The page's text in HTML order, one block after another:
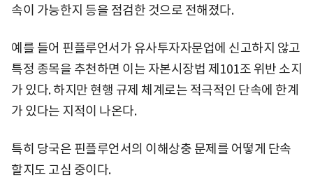
속이 가능한지 등을 점검한 것으로 전해졌다.
예를 들어 핀플루언서가 유사투자자문업에 신고하지 않고
특정 종목을 추천하면 이는 자본시장법 제101조 위반 소지
가 있다. 하지만 현행 규제 체계로는 적극적인 단속에 한계
가 있다는 지적이 나온다.
특히 당국은 핀플루언서의 이해상충 문제를 어떻게 단속
할지도 고심 중이다.